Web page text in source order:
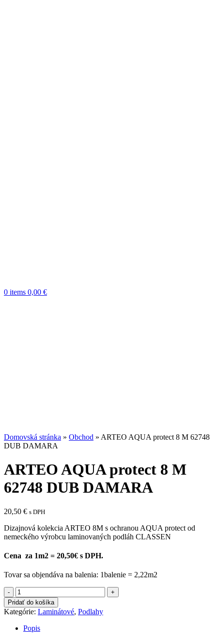
0 items 0,00 €
Domovská stránka » Obchod » ARTEO AQUA protect 8 M 62748
DUB DAMARA
ARTEO AQUA protect 8 M
62748 DUB DAMARA
20,50 € s DPH
Dizajnová kolekcia ARTEO 8M s ochranou AQUA protect od
nemeckého výrobcu laminovaných podláh CLASSEN
Cena za 1m2 = 20,50€ s DPH.
Tovar sa objendáva na balenia: 1balenie = 2,22m2
množstvo
ARTEO
AQUA
protect
8
Pridať do košíka
Kategórie: Laminátové, Podlahy
Popis